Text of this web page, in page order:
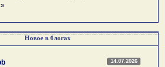
Новое в блогах
14.07.2026